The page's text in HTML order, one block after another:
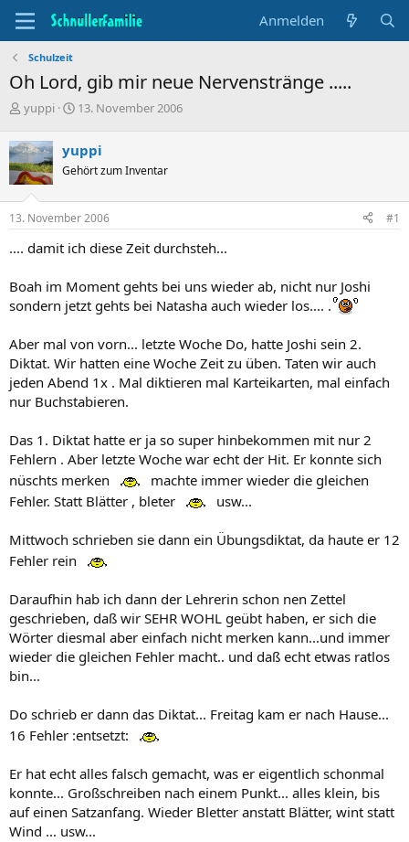
Anmelden
Schulzeit
Oh Lord, gib mir neue Nervenstränge .....
T
e
m
e
n
s
t
e
r
yuppi
B
i
n
d
a
u
13. November 2006
yuppi
Gehört zum Inventar
13. November 2006 #1
.... damit ich diese Zeit durchsteh...
Boah im Moment gehts bei uns wieder ab, nicht nur Joshi
sondern jetzt gehts bei Natasha auch wieder los.... .
Aber mal von vorn... letzte Woche Do, hatte Joshi sein 2.
Diktat. Wir hatten eine Woche Zeit zu üben. Taten wir auch
jeden Abend 1x . Mal diktieren mal Karteikarten, mal einfach
nur Buchstabieren.
Das 1. Diktat hatte er ja so super hinbekommen mit nur 2
Fehlern . Aber letzte Woche war echt der Hit. Er konnte sich
nüschts merken
machte immer wieder die gleichen
Fehler. Statt Blätter , bleter
usw...
Mittwoch schrieben sie dann ein Übungsdiktat, da haute er 12
Fehler rein
Daraufhin hab ich dann der Lehrerin schon nen Zettel
geschrieben, daß wir SEHR WOHL geübt haben, er sich die
Wörter diesmal aber einfach nicht merken kann...und immer
wieder die gleichen Fehler macht.. und daß echt etwas ratlos
bin...
Do schrieb er dann das Diktat... Freitag kam er nach Hause...
16 Fehler :entsetzt:
Er hat echt alles falsch gemacht, was er eigentlich schonmal
konnte... Großschreiben nach einem Punkt... alles klein, bis
auf einen Satzanfang. Wieder Bletter anstatt Blätter, wint statt
Wind ... usw...